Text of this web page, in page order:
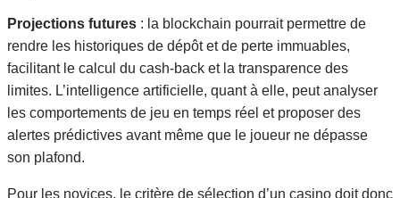
Projections futures : la blockchain pourrait permettre de
rendre les historiques de dépôt et de perte immuables,
facilitant le calcul du cash‑back et la transparence des
limites. L’intelligence artificielle, quant à elle, peut analyser
les comportements de jeu en temps réel et proposer des
alertes prédictives avant même que le joueur ne dépasse
son plafond.
Pour les novices, le critère de sélection d’un casino doit donc